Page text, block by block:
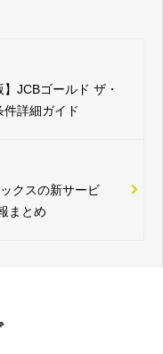
】JCBゴールド ザ・
件詳細ガイド
クスの新サービ
まとめ